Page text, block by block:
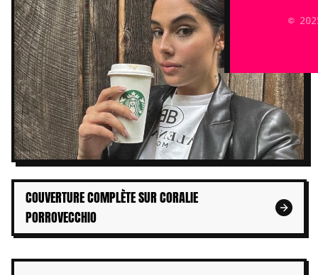
©
COUVERTURE COMPLÈTE SUR CORALIE
PORROVECCHIO